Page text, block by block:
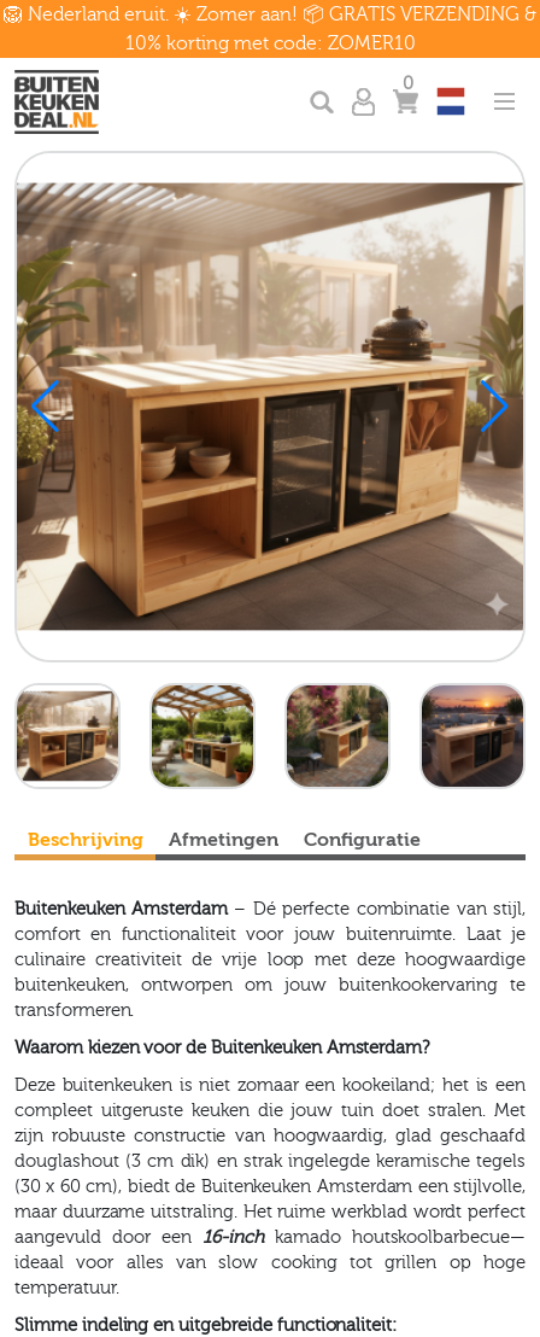
🦁 Nederland eruit. ☀️ Zomer aan! 📦 GRATIS VERZENDING &
10% korting met code: ZOMER10
0
Beschrijving Afmetingen Configuratie
Buitenkeuken Amsterdam– Dé perfecte combinatie van stijl,
comfort en functionaliteit voor jouw buitenruimte. Laat je
culinaire creativiteit de vrije loop met deze hoogwaardige
buitenkeuken, ontworpen om jouw buitenkookervaring te
transformeren.
Waarom kiezen voor de Buitenkeuken Amsterdam?
Deze buitenkeuken is niet zomaar een kookeiland; het is een
compleet uitgeruste keuken die jouw tuin doet stralen. Met
zijn robuuste constructie van hoogwaardig, glad geschaafd
douglashout (3 cm dik) en strak ingelegde keramische tegels
(30 x 60 cm), biedt de Buitenkeuken Amsterdam een stijlvolle,
maar duurzame uitstraling. Het ruime werkblad wordt perfect
aangevuld door een 16-inch kamado houtskoolbarbecue—
ideaal voor alles van slow cooking tot grillen op hoge
temperatuur.
Slimme indeling en uitgebreide functionaliteit: